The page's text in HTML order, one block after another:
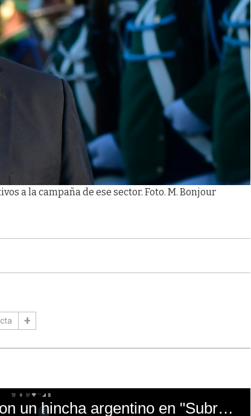
a la campaña de ese sector. Foto. M. Bonjour
El mal momento de Yanina Gasañol con un hincha argentino en "Subrayado"